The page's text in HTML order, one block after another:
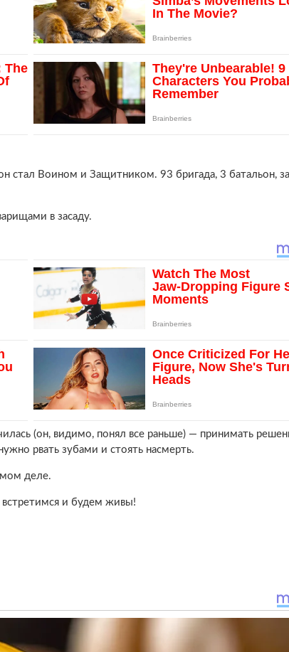
Воином и Защитником. 93 бригада, 3 батальон,
в засаду.
(он, видимо, понял все раньше) — принимать
рвать зубами и стоять насмерть.
деле.
и будем живы!